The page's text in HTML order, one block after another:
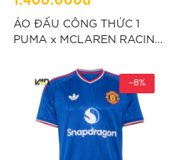
ÁO ĐẤU CÔNG THỨC 1
PUMA x MCLAREN RACING
“713958 01”
-8%